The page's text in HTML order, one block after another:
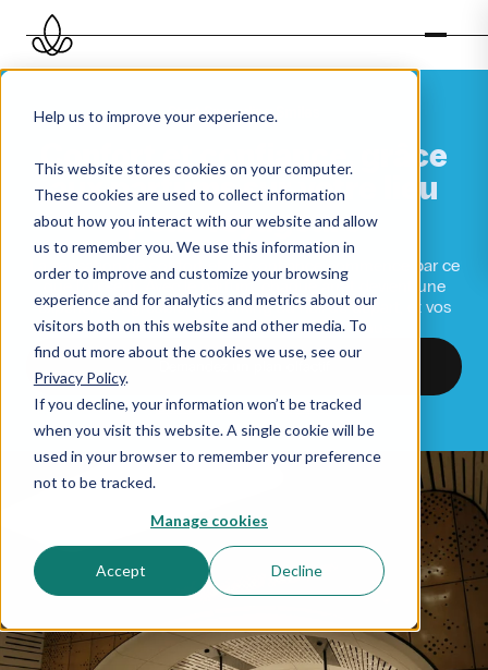
Help us to improve your experience.
This website stores cookies on your computer.
These cookies are used to collect information
about how you interact with our website and allow
us to remember you. We use this information in
order to improve and customize your browsing
experience and for analytics and metrics about our
visitors both on this website and other media. To
find out more about the cookies we use, see our
Privacy Policy.
If you decline, your information won’t be tracked
when you visit this website. A single cookie will be
used in your browser to remember your preference
not to be tracked.
Manage cookies
Accept Decline
Start Spreading Smiles
Confort confiance,
grâce
auxparfumssurvotre
lieu
pourvoyageurs
La sensation de confort et de confiance commence par ce
que l’on sent. Avec le parfum, chaque arrêt devient une
expérience agréable, du parking au hall de départ, et vos
visiteurs se sentent frais et les bienvenus.
Découvrez nos parfums